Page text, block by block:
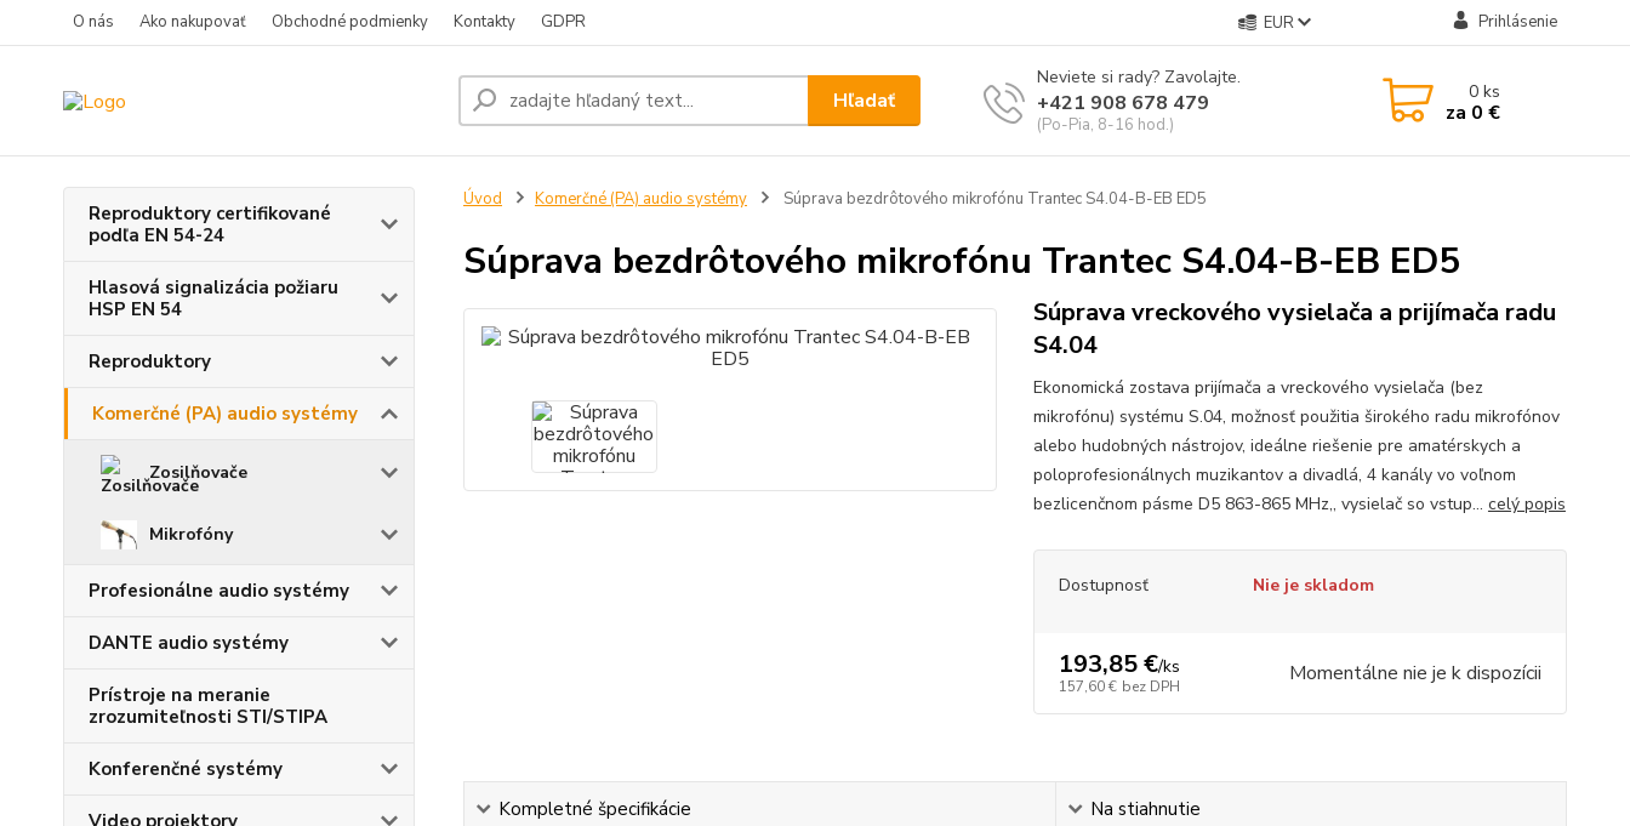
O nás Ako nakupovať Obchodné podmienky Kontakty GDPR EUR Prihlásenie
Hľadať
Neviete si rady? Zavolajte.
+421 908 678 479
(Po-Pia, 8-16 hod.)
0ks
za 0 €
Reproduktory certifikované
podľa EN 54-24
Hlasová signalizácia požiaru
HSP EN 54
Reproduktory
Komerčné (PA) audio systémy
Zosilňovače
Mikrofóny
Profesionálne audio systémy
DANTE audio systémy
Prístroje na meranie
zrozumiteľnosti STI/STIPA
Konferenčné systémy
Video projektory
Úvod Komerčné (PA) audio systémy Súprava bezdrôtového mikrofónu Trantec S4.04-B-EB ED5
Súprava bezdrôtového mikrofónu Trantec S4.04-B-EB ED5
Súprava vreckového vysielača a prijímača radu
S4.04
Ekonomická zostava prijímača a vreckového vysielača (bez
mikrofónu) systému S.04, možnosť použitia širokého radu mikrofónov
alebo hudobných nástrojov, ideálne riešenie pre amatérskych a
poloprofesionálnych muzikantov a divadlá, 4 kanály vo voľnom
bezlicenčnom pásme D5 863-865 MHz,, vysielač so vstup... celý popis
Dostupnosť Nie je skladom
193,85 €/ks
157,60 € bez DPH Momentálne nie je k dispozícii
Kompletné špecifikácie Na stiahnutie